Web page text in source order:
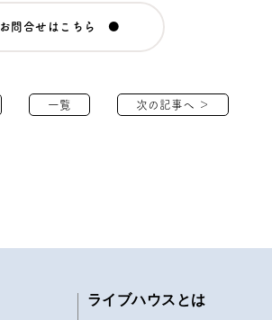
お問合せはこちら ●
一覧 次の記事へ ＞
ライブハウスとは